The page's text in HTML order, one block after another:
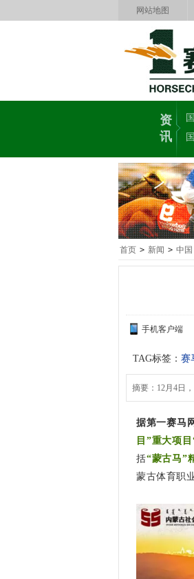
网站地图
资
讯
首页 > 新闻 > 中国
手机客户端
TAG标签： 赛
摘要：12月4日
据第一赛马
目”重大项
括“蒙古马”
蒙古体育职